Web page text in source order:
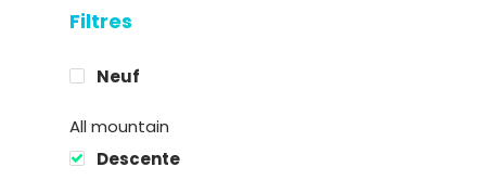
Filtres
Neuf
All mountain
Descente